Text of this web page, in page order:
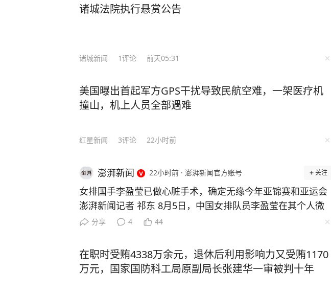
教育学校在2026年公开招聘高中舞蹈组专业技术岗过程中，该
校副校长高某受该校教师陈某林所托，违规向陈某林透露笔试
于本应守护招考秩序的学校管理者，非但没有恪守岗位职责，
交易的筹码，让本该公平的考试沦为流于形式、可随意操控的
过场。 https://www.toutiao.com/article/767078677116413
诸城法院执行悬赏公告
诸城新闻 1评论 前天05:31
美国曝出首起军方GPS干扰导致民航空难，一架医疗机
撞山，机上人员全部遇难
红星新闻 3评论 22小时前
澎湃新闻 22小时前 · 澎湃新闻官方账号 关注
女排国手李盈莹已做心脏手术，确定无缘今年亚锦赛和亚运会
澎湃新闻记者 祁东 8月5日，中国女排队员李盈莹在其个人微
博“@能量小瑩瑩”上发文称，自己已做了心脏手术，经评估确定
况，需要进行手术，手术做的很成功，现在已经出院回家休
养。经过综合评估，确定无缘本届亚锦赛与亚运会。心中满是
遗憾，但健康永远是一切的前提。接下来专注术后康复，一步
分享 4 44
在职时受贿4338万余元，退休后利用影响力又受贿1170
万元，国家国防科工局原副局长张建华一审被判十年